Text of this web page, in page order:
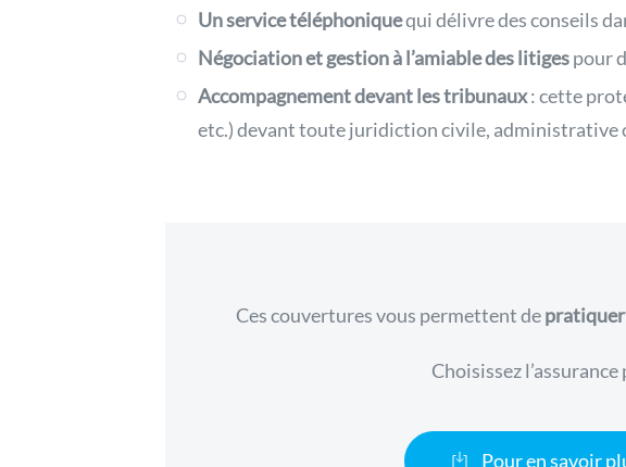
Un service téléphoniquequi délivre des conseils
Négociation et gestion à l’amiabledes litigespour
Accompagnement devant les tribunaux:cette
etc.) devant toute juridiction civile, administrative
Ces couvertures vous permettent de
Choisissez
Pour en savoir